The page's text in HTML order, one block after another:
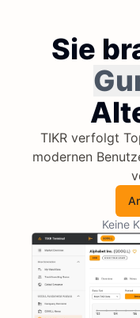
Sie
TIKR verfolgt
modernen
Keine